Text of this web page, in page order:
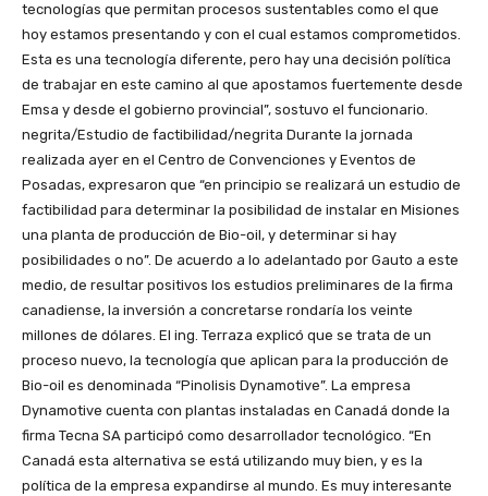
tecnologías que permitan procesos sustentables como el que
hoy estamos presentando y con el cual estamos comprometidos.
Esta es una tecnología diferente, pero hay una decisión política
de trabajar en este camino al que apostamos fuertemente desde
Emsa y desde el gobierno provincial”, sostuvo el funcionario.
negrita/Estudio de factibilidad/negrita Durante la jornada
realizada ayer en el Centro de Convenciones y Eventos de
Posadas, expresaron que “en principio se realizará un estudio de
factibilidad para determinar la posibilidad de instalar en Misiones
una planta de producción de Bio-oil, y determinar si hay
posibilidades o no”. De acuerdo a lo adelantado por Gauto a este
medio, de resultar positivos los estudios preliminares de la firma
canadiense, la inversión a concretarse rondaría los veinte
millones de dólares. El ing. Terraza explicó que se trata de un
proceso nuevo, la tecnología que aplican para la producción de
Bio-oil es denominada “Pinolisis Dynamotive”. La empresa
Dynamotive cuenta con plantas instaladas en Canadá donde la
firma Tecna SA participó como desarrollador tecnológico. “En
Canadá esta alternativa se está utilizando muy bien, y es la
política de la empresa expandirse al mundo. Es muy interesante